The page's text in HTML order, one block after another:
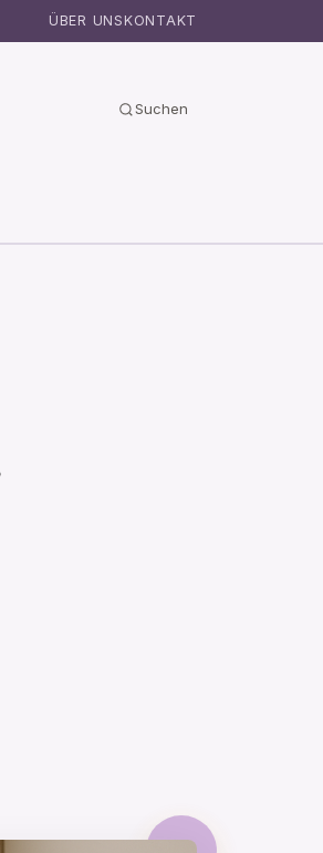
ÜBER UNS KONTAKT
Suchen